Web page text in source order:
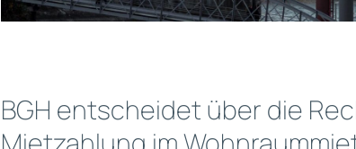
BGH entscheidet über die